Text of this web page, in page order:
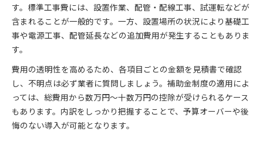
す。標準工事費には、設置作業、配管・配線工事、試運転などが
含まれることが一般的です。一方、設置場所の状況により基礎工
事や電源工事、配管延長などの追加費用が発生することもありま
す。
費用の透明性を高めるため、各項目ごとの金額を見積書で確認
し、不明点は必ず業者に質問しましょう。補助金制度の適用によ
っては、総費用から数万円〜十数万円の控除が受けられるケース
もあります。内訳をしっかり把握することで、予算オーバーや後
悔のない導入が可能となります。